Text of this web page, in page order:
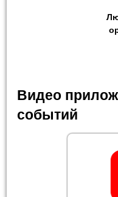
Видео
событий